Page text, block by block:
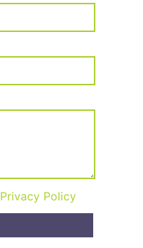
Privacy Policy